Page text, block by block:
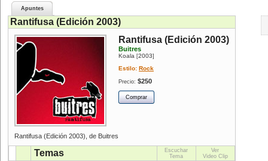
Apuntes
Rantifusa (Edición 2003)
Rantifusa (Edición 2003)
Buitres
Koala [2003]
Estilo: Rock
Precio: $250
Rantifusa (Edición 2003), de Buitres
Temas
Escuchar
Tema
Ver
Video Clip